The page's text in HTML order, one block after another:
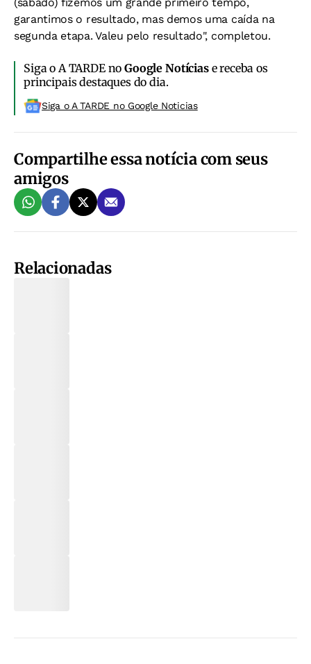
garantimos o resultado, mas demos uma caída na
segunda etapa. Valeu pelo resultado", completou.
Siga o A TARDE noGoogle Notíciase receba os
principais destaques do dia.
Siga o A TARDE no Google Noticias
Compartilhe essa notícia com seus
amigos
Relacionadas